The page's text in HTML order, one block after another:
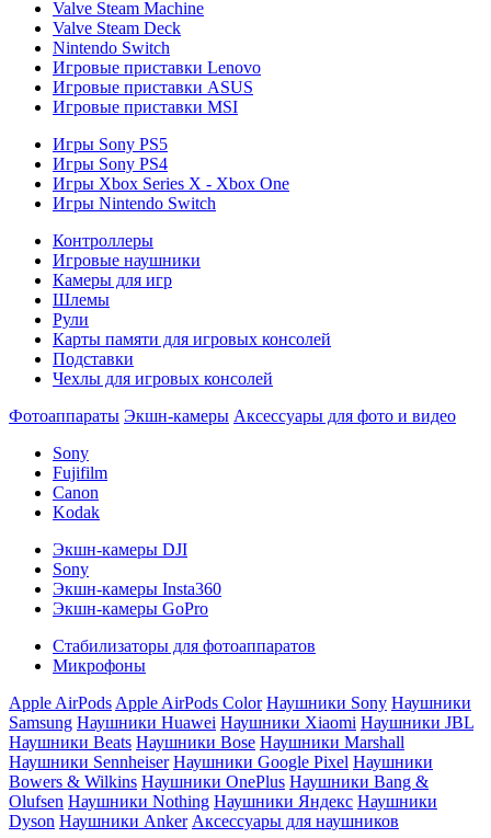
Valve Steam Machine
Valve Steam Deck
Nintendo Switch
Игровые приставки Lenovo
Игровые приставки ASUS
Игровые приставки MSI
Игры Sony PS5
Игры Sony PS4
Игры Xbox Series X - Xbox One
Игры Nintendo Switch
Контроллеры
Игровые наушники
Камеры для игр
Шлемы
Рули
Карты памяти для игровых консолей
Подставки
Чехлы для игровых консолей
Фотоаппараты Экшн-камеры Аксессуары для фото и видео
Sony
Fujifilm
Canon
Kodak
Экшн-камеры DJI
Sony
Экшн-камеры Insta360
Экшн-камеры GoPro
Стабилизаторы для фотоаппаратов
Микрофоны
Apple AirPods Apple AirPods Color Наушники Sony Наушники
Samsung Наушники Huawei Наушники Xiaomi Наушники JBL
Наушники Beats Наушники Bose Наушники Marshall
Наушники Sennheiser Наушники Google Pixel Наушники
Bowers & Wilkins Наушники OnePlus Наушники Bang &
Olufsen Наушники Nothing Наушники Яндекс Наушники
Dyson Наушники Anker Аксессуары для наушников